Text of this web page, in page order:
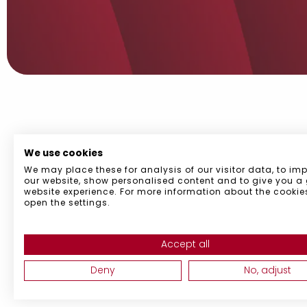
Política de
Código de buena conducta en materia de
Declaración de compromiso con la
Política de
Timestamp
We use cookies
We may place these for analysis of our visitor data, to
our website, show personalised content and to give you a
website experience. For more information about the
open the settings.
Accept all
Deny
No, adjust